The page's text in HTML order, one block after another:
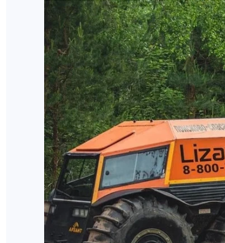
НАШИ В ДЕЛЕ ЛИЧНЫЙ СЧЕТ
ИСПЫТАНО НА СЕБЕ